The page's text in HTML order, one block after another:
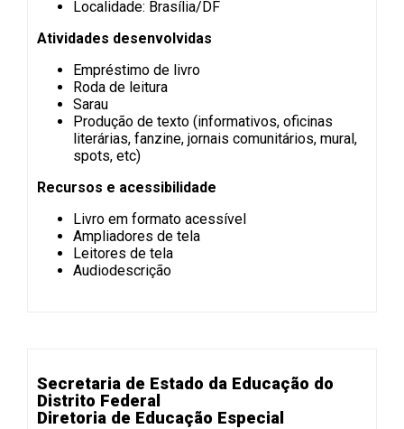
Localidade: Brasília/DF
Atividades desenvolvidas
Empréstimo de livro
Roda de leitura
Sarau
Produção de texto (informativos, oficinas
literárias, fanzine, jornais comunitários, mural,
spots, etc)
Recursos e acessibilidade
Livro em formato acessível
Ampliadores de tela
Leitores de tela
Audiodescrição
Secretaria de Estado da Educação do
Distrito Federal
Diretoria de Educação Especial